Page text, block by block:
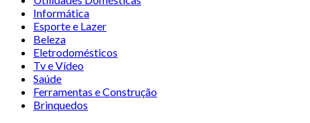
Informática
Esporte e Lazer
Beleza
Eletrodomésticos
Tv e Vídeo
Saúde
Ferramentas e Construção
Brinquedos